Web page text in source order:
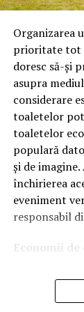
Astăzi,
tehnologiile
OEM.
Ce înseamnă
Denumirea
pentru
ridicate și
Acest
moderne pe
Organizarea
prioritate tot
doresc să-și
asupra
considerare
toaletelor
toaletelor
populară
și de
închirierea
eveniment
responsabil
Economii de
Unul dintre
închiriere